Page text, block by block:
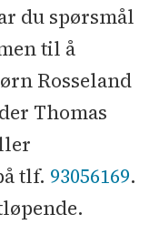
du spørsmål
til å
Rosseland
Thomas
tlf. 93056169.